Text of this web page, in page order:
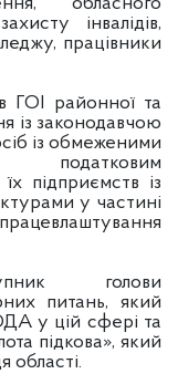
інвалідів,
працівники
ГОІ районної та
із законодавчою
із обмеженими
податковим
підприємств із
у частині
голови
питань, який
у цій сфері та
підкова», який
області.